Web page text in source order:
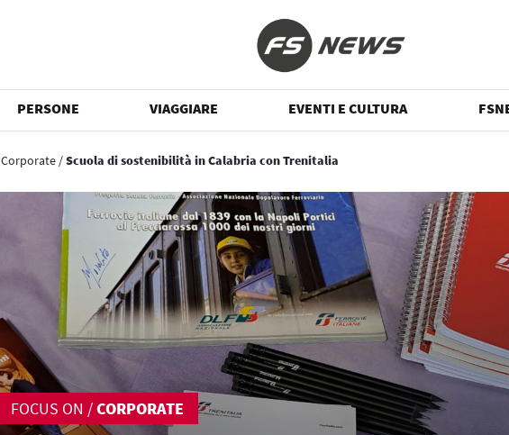
PERSONE VIAGGIARE EVENTI E CULTURA
Corporate /Scuola di sostenibilità in Calabria con Trenitalia
FOCUS ON /CORPORATE